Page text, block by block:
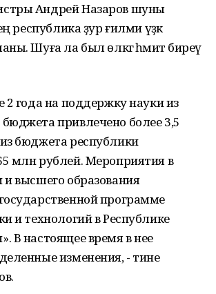
Андрей Назаров шуны
республика ҙур ғилми үҙәк
Шуға ла был өлкәгә әһәмиәт биреү
2 года на поддержку науки из
привлечено более 3,5
бюджета республики
млн рублей. Мероприятия в
и высшего образования
программе
и технологий в Республике
В настоящее время в нее
изменения, - тине